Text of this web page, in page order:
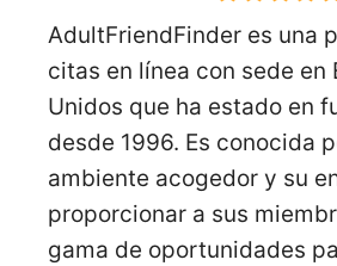
AdultFriendFinder es una
citas en línea con sede en
Unidos que ha estado en
desde 1996. Es conocida
ambiente acogedor y su
proporcionar a sus
gama de oportunidades